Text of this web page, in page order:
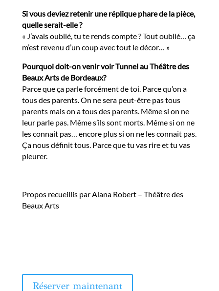
Si vous deviez retenir une réplique phare de la pièce,
quelle serait-elle ?
« J’avais oublié, tu te rends compte ? Tout oublié… ça
m’est revenu d’un coup avec tout le décor… »
Pourquoi doit-on venir voir Tunnel au Théâtre des
Beaux Arts de Bordeaux?
Parce que ça parle forcément de toi. Parce qu’on a
tous des parents. On ne sera peut-être pas tous
parents mais on a tous des parents. Même si on ne
leur parle pas. Même s’ils sont morts. Même si on ne
les connait pas… encore plus si on ne les connait pas.
Ça nous définit tous. Parce que tu vas rire et tu vas
pleurer.
Propos recueillis par Alana Robert – Théâtre des
Beaux Arts
Réserver maintenant